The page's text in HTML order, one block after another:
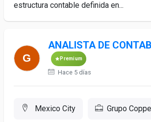
estructura contable definida en...
ANALISTA DE
Premium
Hace 5 días
Mexico City Grupo